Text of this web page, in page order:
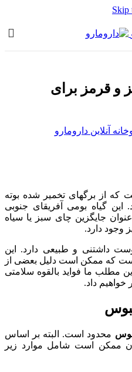
Skip
و قرمز برای
آنلاین دارومارو
که از برگهای تخمیر شده بوته
گیاه بومی آفریقای جنوبی
جایگزین چای سبز یا سیاه
وجود دارد.
داشتنی و طبیعی دارد. این
که ممکن است دلیل بعضی از
مطلب ما فواید بالقوه سلامتی
داد.
محدود است. البته بر اساس
ممکن است شامل موارد زیر